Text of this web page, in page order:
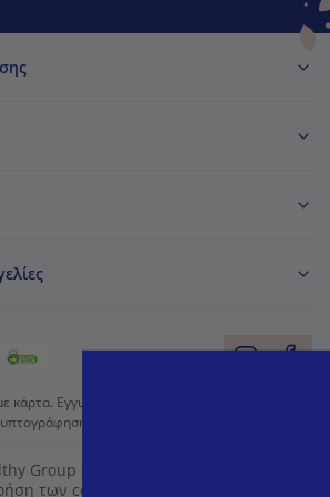
κάρτα. Εγγυημένη προστασία των προσωπικών
SSL.
Group d.o.o. 2012 - 2026
των cookies